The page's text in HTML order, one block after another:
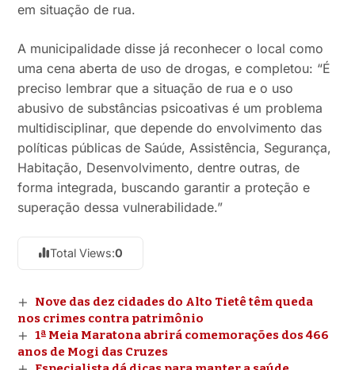
em situação de rua.
A municipalidade disse já reconhecer o local como
uma cena aberta de uso de drogas, e completou: “É
preciso lembrar que a situação de rua e o uso
abusivo de substâncias psicoativas é um problema
multidisciplinar, que depende do envolvimento das
políticas públicas de Saúde, Assistência, Segurança,
Habitação, Desenvolvimento, dentre outras, de
forma integrada, buscando garantir a proteção e
superação dessa vulnerabilidade.”
Total Views:0
Nove das dez cidades do Alto Tietê têm queda
nos crimes contra patrimônio
1ª Meia Maratona abrirá comemorações dos 466
anos de Mogi das Cruzes